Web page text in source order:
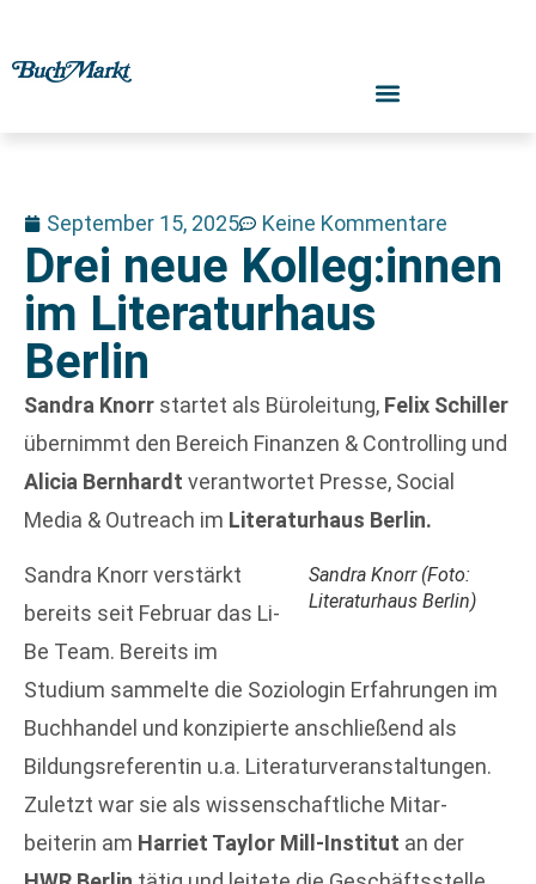
September 15, 2025 Keine Kommentare
Drei neue Kolleg:innen
im Literaturhaus
Berlin
Sandra Knorr startet als Büroleitung, Felix Schiller
übernimmt den Bereich Finanzen & Controlling und
Alicia Bernhardt verantwortet Presse, Social
Media & Outreach im Literaturhaus Berlin.
Sandra Knorr (Foto:
Literaturhaus Berlin)
Sandra Knorr verstärkt
bereits seit Februar das Li-
Be Team. Bereits im
Studium sammelte die Soziologin Erfahrungen im
Buchhandel und konzipierte anschließend als
Bildungsreferentin u.a. Literaturveranstaltungen.
Zuletzt war sie als wissenschaftliche Mitar-
beiterin am Harriet Taylor Mill-Institut an der